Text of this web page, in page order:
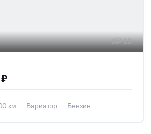
19
км Вариатор
Бензин